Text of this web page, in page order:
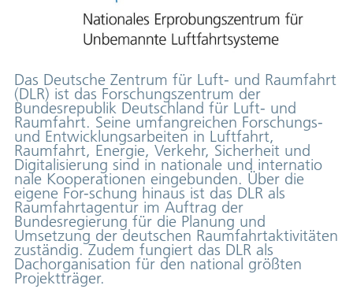
Das Deutsche Zentrum für Luft- und Raumfahrt
(DLR) ist das Forschungszentrum der
Bundesrepublik Deutschland für Luft- und
Raumfahrt. Seine umfangreichen Forschungs-
und Entwicklungsarbeiten in Luftfahrt,
Raumfahrt, Energie, Verkehr, Sicherheit und
Digitalisierung sind in nationale und internatio
nale Kooperationen eingebunden. Über die
eigene For-schung hinaus ist das DLR als
Raumfahrtagentur im Auftrag der
Bundesregierung für die Planung und
Umsetzung der deutschen Raumfahrtaktivitäten
zuständig. Zudem fungiert das DLR als
Dachorganisation für den national größten
Projektträger.